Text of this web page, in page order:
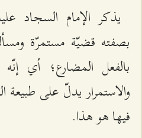
يذكر الإمام السجاد
بصفته قضيّة مستمرّة
بالفعل المضارع؛ أي
والاستمرار يدلّ على طبيعة
فيها هو هذا.